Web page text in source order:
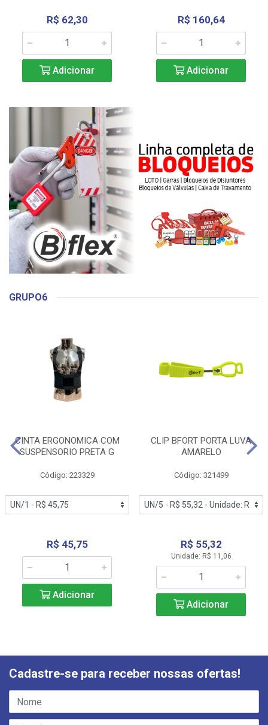
R$ 62,30
Adicionar
R$ 160,64
Adicionar
GRUPO6
CINTA ERGONOMICA COM
SUSPENSORIO PRETA G
Código: 223329
R$ 45,75
Adicionar
CLIP BFORT PORTA LUVA
AMARELO
Código: 321499
R$ 55,32
Unidade: R$ 11,06
Adicionar
Cadastre-se para receber nossas ofertas!